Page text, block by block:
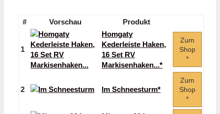
# Vorschau Produkt
1
Homgaty
Kederleiste Haken,
16 Set RV
Markisenhaken...*
Zum
Shop
*
2 Im Schneesturm*
Zum
Shop
*